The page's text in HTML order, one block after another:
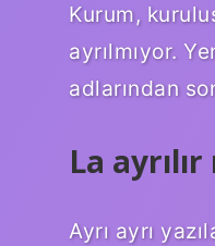
Kurum,
ayrılmıyor.
adlarından
La ayrılır
Ayrı ayrı